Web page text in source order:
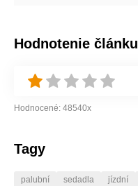
Hodnotenie článku
Hodnocené: 48540x
Tagy
palubní sedadla jízdní